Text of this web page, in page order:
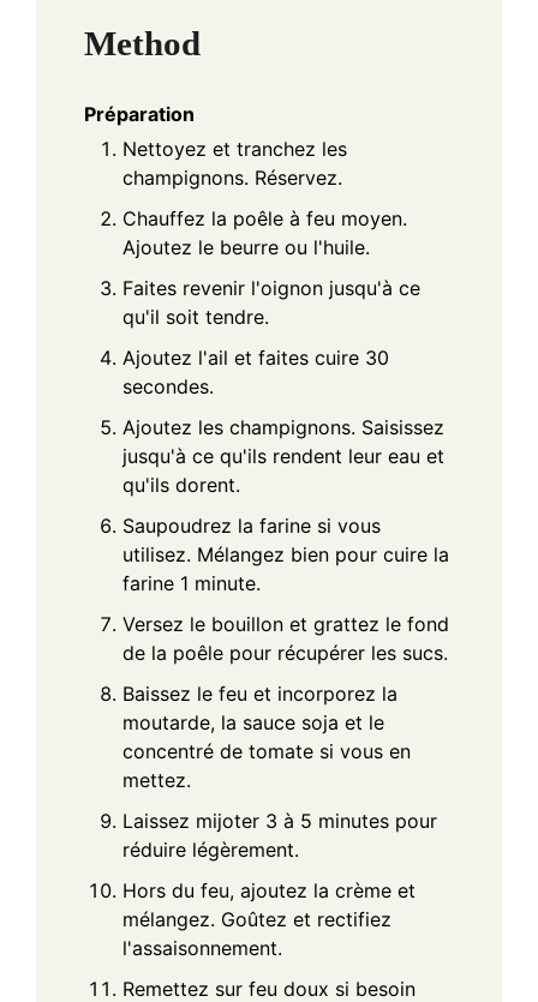
Method
Préparation
Nettoyez et tranchez les
champignons. Réservez.
Chauffez la poêle à feu moyen.
Ajoutez le beurre ou l'huile.
Faites revenir l'oignon jusqu'à ce
qu'il soit tendre.
Ajoutez l'ail et faites cuire 30
secondes.
Ajoutez les champignons. Saisissez
jusqu'à ce qu'ils rendent leur eau et
qu'ils dorent.
Saupoudrez la farine si vous
utilisez. Mélangez bien pour cuire la
farine 1 minute.
Versez le bouillon et grattez le fond
de la poêle pour récupérer les sucs.
Baissez le feu et incorporez la
moutarde, la sauce soja et le
concentré de tomate si vous en
mettez.
Laissez mijoter 3 à 5 minutes pour
réduire légèrement.
Hors du feu, ajoutez la crème et
mélangez. Goûtez et rectifiez
l'assaisonnement.
Remettez sur feu doux si besoin